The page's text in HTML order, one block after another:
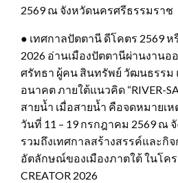
2569 ณ จังหวัดนครศรีธรรมราช
● เทศกาลปัตตานี ดีโคตร 2569 ห
2026 อ่านเมืองปัตตานีผ่านงานอ
ศรัทธา ผู้คน สินทรัพย์ วัฒนธรรม
อนาคต ภายใต้แนวคิด “RIVER-
สายน้ำ เมื่อสายน้ำ คือจดหมายเ
วันที่ 11 – 19 กรกฎาคม 2569 ณ
รวมถึงเทศกาลสร้างสรรค์และกิ
อัตลักษณ์ของเมืองภาตใต้ ในโคร
CREATOR 2026